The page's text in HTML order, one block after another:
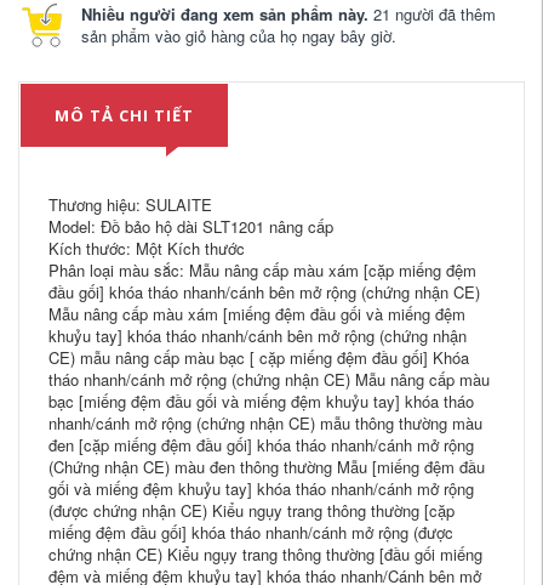
Nhiều người đang xem sản phẩm này. 21 người đã thêm
sản phẩm vào giỏ hàng của họ ngay bây giờ.
MÔ TẢ CHI TIẾT
Thương hiệu: SULAITE
Model: Đồ bảo hộ dài SLT1201 nâng cấp
Kích thước: Một Kích thước
Phân loại màu sắc: Mẫu nâng cấp màu xám [cặp miếng đệm
đầu gối] khóa tháo nhanh/cánh bên mở rộng (chứng nhận CE)
Mẫu nâng cấp màu xám [miếng đệm đầu gối và miếng đệm
khuỷu tay] khóa tháo nhanh/cánh bên mở rộng (chứng nhận
CE) mẫu nâng cấp màu bạc [ cặp miếng đệm đầu gối] Khóa
tháo nhanh/cánh mở rộng (chứng nhận CE) Mẫu nâng cấp màu
bạc [miếng đệm đầu gối và miếng đệm khuỷu tay] khóa tháo
nhanh/cánh mở rộng (chứng nhận CE) mẫu thông thường màu
đen [cặp miếng đệm đầu gối] khóa tháo nhanh/cánh mở rộng
(Chứng nhận CE) màu đen thông thường Mẫu [miếng đệm đầu
gối và miếng đệm khuỷu tay] khóa tháo nhanh/cánh mở rộng
(được chứng nhận CE) Kiểu ngụy trang thông thường [cặp
miếng đệm đầu gối] khóa tháo nhanh/cánh mở rộng (được
chứng nhận CE) Kiểu ngụy trang thông thường [đầu gối miếng
đệm và miếng đệm khuỷu tay] khóa tháo nhanh/Cánh bên mở